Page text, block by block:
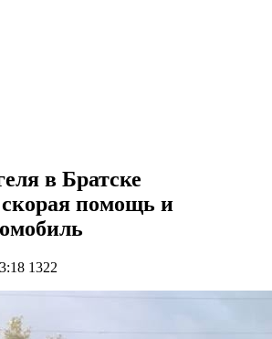
в Братске
помощь и
1322